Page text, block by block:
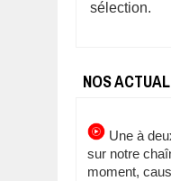
sélection.
NOS
Une à
sur notre
moment,